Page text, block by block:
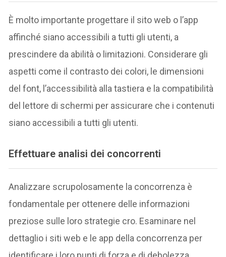
È molto importante progettare il sito web o l’app
affinché siano accessibili a tutti gli utenti, a
prescindere da abilità o limitazioni. Considerare gli
aspetti come il contrasto dei colori, le dimensioni
del font, l’accessibilità alla tastiera e la compatibilità
del lettore di schermi per assicurare che i contenuti
siano accessibili a tutti gli utenti.
Effettuare analisi dei concorrenti
Analizzare scrupolosamente la concorrenza è
fondamentale per ottenere delle informazioni
preziose sulle loro strategie cro. Esaminare nel
dettaglio i siti web e le app della concorrenza per